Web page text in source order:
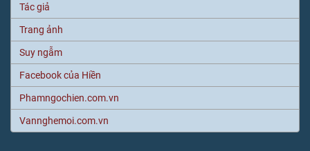
Tác giả
Trang ảnh
Suy ngẫm
Facebook của Hiền
Phamngochien.com.vn
Vannghemoi.com.vn